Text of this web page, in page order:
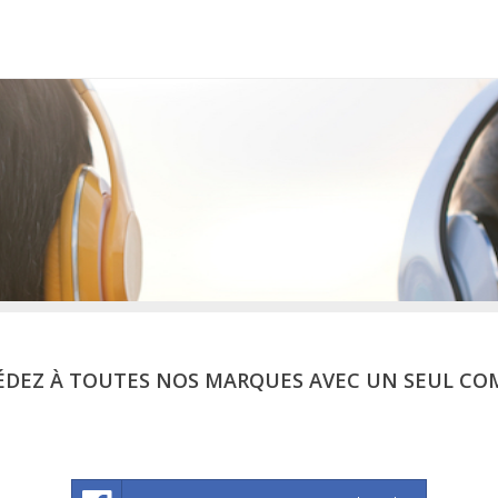
À TOUTES NOS MARQUES AVEC UN SEUL